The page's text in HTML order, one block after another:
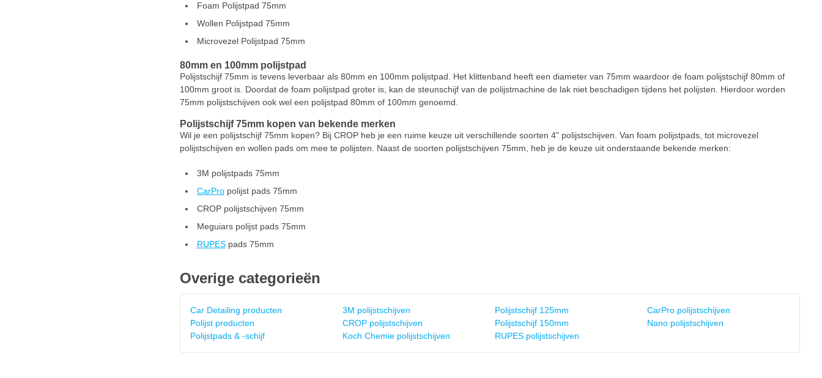
Foam Polijstpad 75mm
Wollen Polijstpad 75mm
Microvezel Polijstpad 75mm
80mm en 100mm polijstpad
Polijstschijf 75mm is tevens leverbaar als 80mm en 100mm polijstpad. Het klittenband heeft een diameter van 75mm waardoor de foam polijstschijf 80mm of
100mm groot is. Doordat de foam polijstpad groter is, kan de steunschijf van de polijstmachine de lak niet beschadigen tijdens het polijsten. Hierdoor worden
75mm polijstschijven ook wel een polijstpad 80mm of 100mm genoemd.
Polijstschijf 75mm kopen van bekende merken
Wil je een polijstschijf 75mm kopen? Bij CROP heb je een ruime keuze uit verschillende soorten 4" polijstschijven. Van foam polijstpads, tot microvezel
polijstschijven en wollen pads om mee te polijsten. Naast de soorten polijstschijven 75mm, heb je de keuze uit onderstaande bekende merken:
3M polijstpads 75mm
CarPropolijst pads 75mm
CROP polijstschijven 75mm
Meguiars polijst pads 75mm
RUPESpads 75mm
Overige categorieën
Car Detailing producten
Polijst producten
Polijstpads & -schijf
3M polijstschijven
CROP polijstschijven
Koch Chemie polijstschijven
Polijstschijf 125mm
Polijstschijf 150mm
RUPES polijstschijven
CarPro polijstschijven
Nano polijstschijven